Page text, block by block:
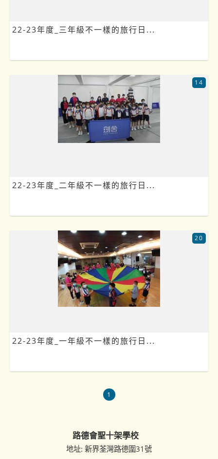
22-23年度_三年級不一樣的旅行日...
22-23年度_二年級不一樣的旅行日...
14
22-23年度_一年級不一樣的旅行日...
20
1
路德會聖十架學校
地址: 新界荃灣路德圍31號